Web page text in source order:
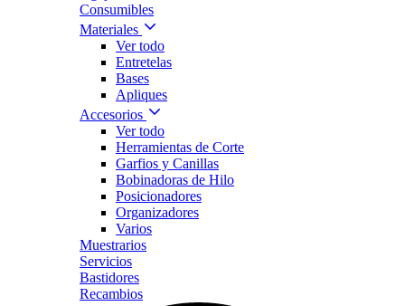
Consumibles
Materiales
Ver todo
Entretelas
Bases
Apliques
Accesorios
Ver todo
Herramientas de Corte
Garfios y Canillas
Bobinadoras de Hilo
Posicionadores
Organizadores
Varios
Muestrarios
Servicios
Bastidores
Recambios